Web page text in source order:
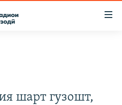
шарт гузошт,